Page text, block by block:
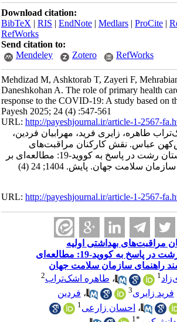
Download citation:
BibTeX|RIS|EndNote|Medlars|ProCite|
RefWorks
Send citation to:
Mendeley
Zotero RefWorks
Mehdizad M, Ashktorab T, Zayeri F,
Daneshkohan A. The role of primary health
response to the COVID-19: A study based
Payesh 2025; 24 (4) :547-561
URL:http://payeshjournal.ir/article-1-2567-
طاهره، زایری فرید، مهرابیان فردین،
عباس. نقش کارکنان مراقبت‌های
بهداشتی اولیه شهرستان رشت در پاسخ به کووید-19: مطالعه‌ای بر
اساس سند راهنمای سازمان سلامت جهان. پایش. 1404; 24 (4)
URL:http://payeshjournal.ir/article-1-2567-
مراقبت‌های بهداشتی اولیه
شهرستان رشت در پاسخ به کووید-19: مطالعه‌ای
راهنمای سازمان سلامت جهان
1 ،طاهره اشک‌تراب
زایری ،فردین
،احسان زارعی
1